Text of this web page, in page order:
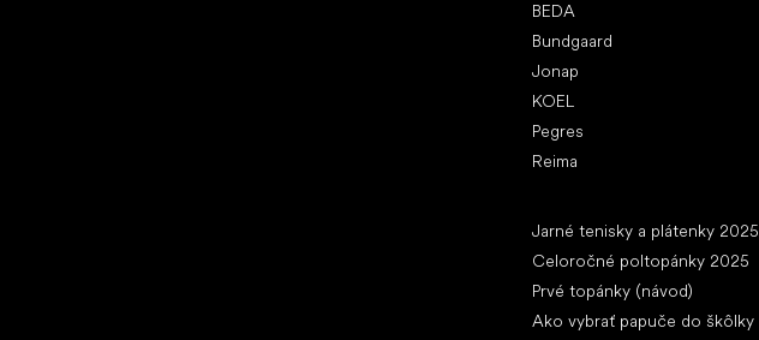
BEDA
Bundgaard
Jonap
KOEL
Pegres
Reima
Jarné tenisky a plátenky 2025
Celoročné poltopánky 2025
Prvé topánky (návod)
Ako vybrať papuče do škôlky